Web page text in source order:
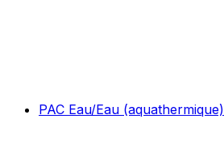
PAC Eau/Eau (aquathermique)